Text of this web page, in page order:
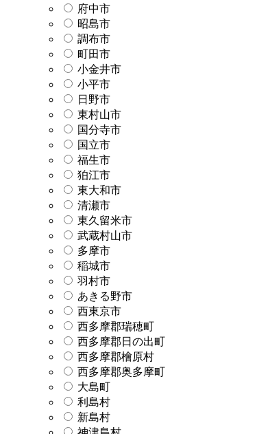
府中市
昭島市
調布市
町田市
小金井市
小平市
日野市
東村山市
国分寺市
国立市
福生市
狛江市
東大和市
清瀬市
東久留米市
武蔵村山市
多摩市
稲城市
羽村市
あきる野市
西東京市
西多摩郡瑞穂町
西多摩郡日の出町
西多摩郡檜原村
西多摩郡奥多摩町
大島町
利島村
新島村